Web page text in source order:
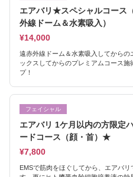
エアバリ★スペシャルコース
外線ドーム＆水素吸入）
¥14,000
遠赤外線ドーム＆水素吸入してから
ックスしてからのプレミアムコース
プ！
フェイシャル
エアバリ 1ケ月以内の方限定
ードコース（顔・首）★
¥7,800
EMSで筋肉をほぐしてから、エアバ